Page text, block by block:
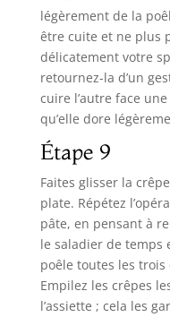
légèrement de la
être cuite et ne plus
délicatement votre
retournez-la d’un
cuire l’autre face
qu’elle dore
Étape 9
Faites glisser la
plate. Répétez
pâte, en pensant à
le saladier de temps
poêle toutes les
Empilez les crêpes
l’assiette ; cela les